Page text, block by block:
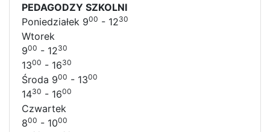
PEDAGODZY SZKOLNI
Poniedziałek 900 - 1230
Wtorek
900 - 1230
1300 - 1630
Środa 900 - 1300
1430 - 1600
Czwartek
800 - 1000